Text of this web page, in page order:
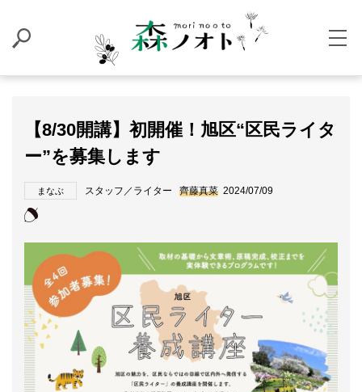
【8/30開講】初開催！旭区“区民ライタ
ー”を募集します
まなぶ スタッフ／ライター 齊藤真菜 2024/07/09